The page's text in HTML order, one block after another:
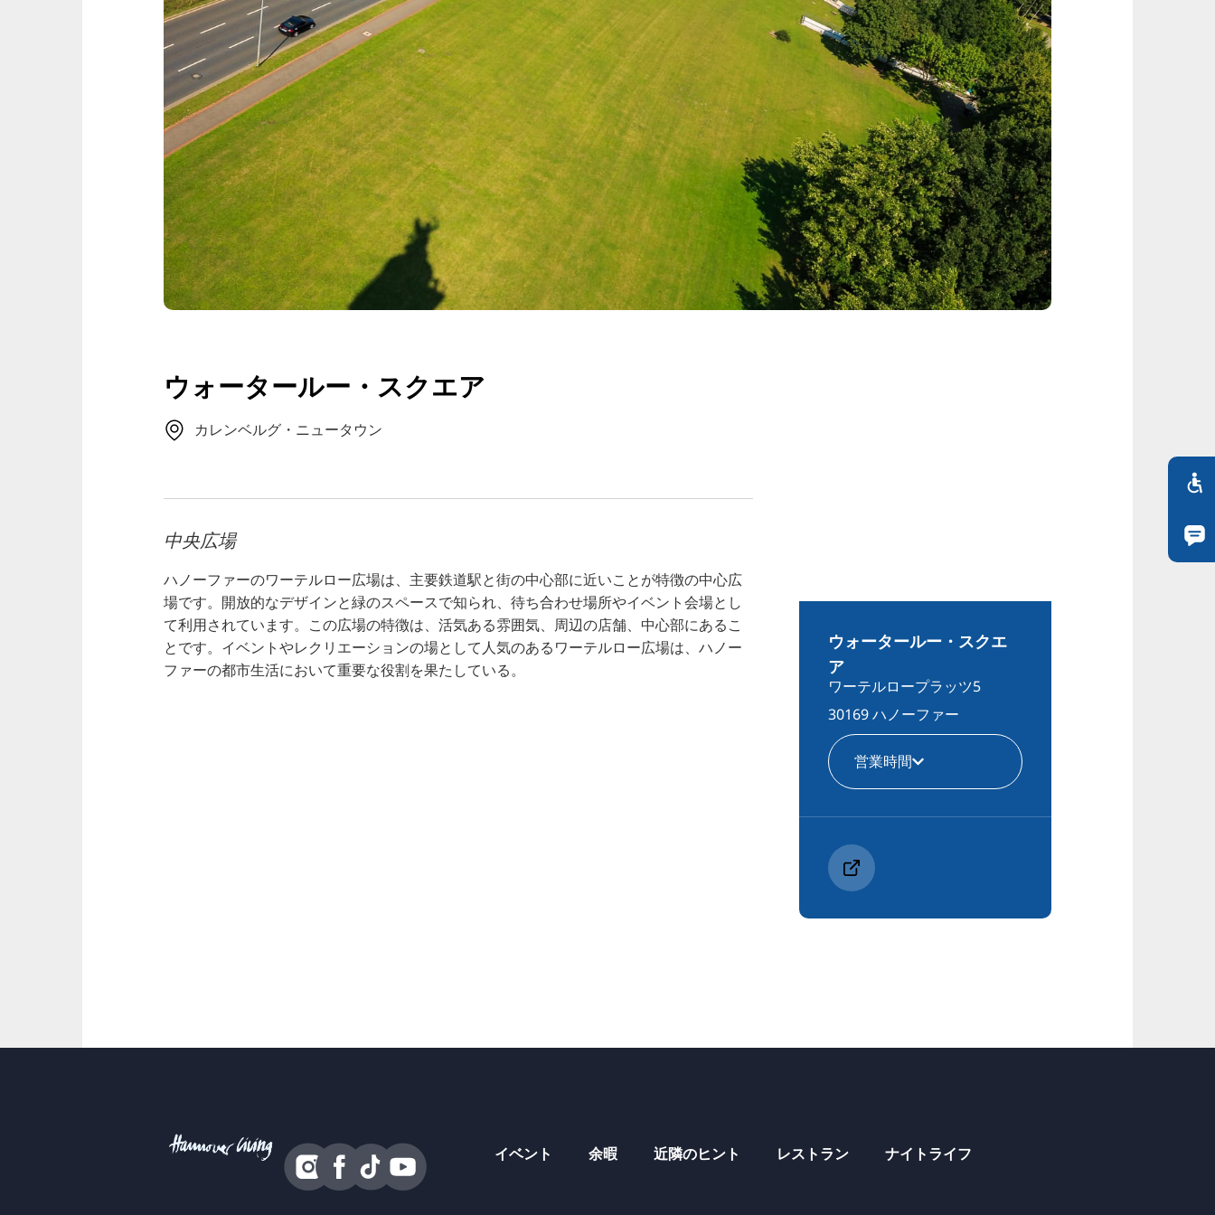
KO
UK
BG
ウォータールー・スクエア
カレンベルグ・ニュータウン
中央広場
ハノーファーのワーテルロー広場は、主要鉄道駅と街の中心部に近いことが特徴の中心広
場です。開放的なデザインと緑のスペースで知られ、待ち合わせ場所やイベント会場とし
て利用されています。この広場の特徴は、活気ある雰囲気、周辺の店舗、中心部にあるこ
とです。イベントやレクリエーションの場として人気のあるワーテルロー広場は、ハノー
ファーの都市生活において重要な役割を果たしている。
ウォータールー・スクエ
ア
ワーテルロープラッツ5
30169 ハノーファー
営業時間
イベント 余暇 近隣のヒント レストラン ナイトライフ